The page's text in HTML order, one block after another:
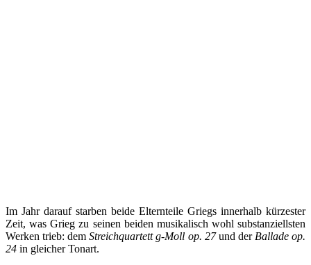
Im Jahr darauf starben beide Elternteile Griegs innerhalb kürzester
Zeit, was Grieg zu seinen beiden musikalisch wohl substanziellsten
Werken trieb: demStreichquartett g-Moll op. 27und der Ballade op.
24 in gleicher Tonart.